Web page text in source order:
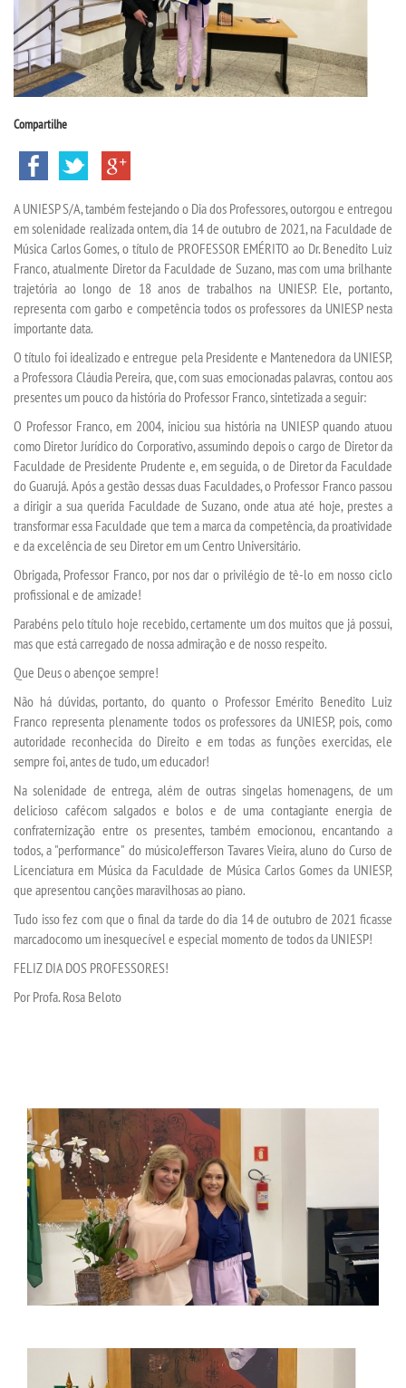
TECNOLÓGICOS
VESTIBULAR
INSCREVA-SE
TRANSFERÊNCIA
SEGUNDA GRADUAÇÃO
MATRÍCULA
EDITAL
EDITAL - ADENDO 1
PUBLICAÇÕES
DESTAQUES
UNIESP NEWS
REPOSITÓRIO
CERTIFICADOS
PORTARIAS
RESOLUÇÕES CONSU
TCC
LOGIN
WEBMAIL
PORTAL DE ALUNOS
PORTAL DE PROFESSORES/ACADÊMICO
IMPRENSA
TRABALHE CONOSCO
OUVIDORIA
Compartilhe
A UNIESPS/A,tambémfestejando o Dia dos Professores, outorgou e entregou
em solenidade realizada ontem, dia 14 de outubro de 2021, na Faculdade de
Música Carlos Gomes, o título de PROFESSOR EMÉRITO ao Dr. Benedito Luiz
Franco, atualmente Diretor da Faculdade de Suzano, mas com uma brilhante
trajetória ao longo de 18 anos de trabalhos na UNIESP. Ele, portanto,
representa com garbo e competência todos os professores da UNIESP nesta
importante data.
O título foi idealizadoeentregue pela Presidente e Mantenedora da UNIESP,
a Professora Cláudia Pereira, que,comsuas emocionadas palavras, contou aos
presentes um poucoda história do Professor Franco, sintetizada a seguir:
O Professor Franco, em 2004, iniciou sua história na UNIESP quando atuou
como Diretor Jurídico do Corporativo, assumindo depois o cargo de Diretor da
Faculdade de Presidente Prudente e, em seguida,o de Diretorda Faculdade
do Guarujá. Apósa gestão dessas duas Faculdades, o Professor Franco passou
a dirigir a sua querida Faculdade de Suzano,onde atua até hoje, prestes a
transformar essa Faculdade que tem a marca da competência, da proatividade
e da excelência de seu Diretor em um Centro Universitário.
Obrigada, Professor Franco, por nos dar o privilégio de tê-lo em nosso ciclo
profissional e de amizade!
Parabéns pelo título hoje recebido, certamente um dos muitos que já possui,
mas que está carregado de nossa admiração e de nosso respeito.
Que Deus o abençoe sempre!
Não há dúvidas, portanto, do quanto o Professor Emérito Benedito Luiz
Franco representa plenamente todos os professores da UNIESP, pois, como
autoridade reconhecida do Direito e em todas as funções exercidas,ele
sempre foi, antes de tudo, um educador!
Na solenidade de entrega, além deoutras singelas homenagens, de um
delicioso cafécom salgados e bolos e deuma contagianteenergiade
confraternização entre os presentes, também emocionou, encantando a
todos, a "performance" do músicoJefferson Tavares Vieira, aluno do Curso de
Licenciatura em Música da Faculdade de Música Carlos Gomes da UNIESP,
que apresentou canções maravilhosas ao piano.
Tudo issofez com que o final da tarde do dia 14 de outubro de 2021 ficasse
marcadocomo um inesquecível e especial momento de todos da UNIESP!
FELIZ DIA DOS PROFESSORES!
Por Profa. Rosa Beloto